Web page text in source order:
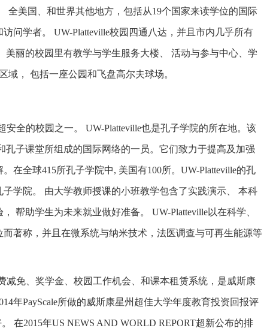
全美国、和世界其他地方，包括从19个国家来读学位的国际
问学者。 UW-Platteville校园四通八达，并且市内几乎所有
美丽的校园里有教学与学生服务大楼、 活动与参与中心、学
域， 包括一座公园和飞盘高尔夫球场。
安全的校园之一。 UW-Platteville也是孔子学院的所在地。该
孔子课堂所组成的国际网络的一员。它们致力于提高及加强
在全球415所孔子学院中, 美国有100所。UW-Platteville的孔
学院。 由大学教师授课的小班教学包含了实践演示、 本科
帮助学生为未来就业做好准备。 UW-Platteville以在科学、
著称，并且在微系统与纳米技术，法医调查与可再生能源等
减免、奖学金、校园工作机会、和课本租赁系统，是威斯康
年PayScale所做的威斯康星州超佳大学年度教育投资回报评
在2015年US NEWS AND WORLD REPORT超新公布的排